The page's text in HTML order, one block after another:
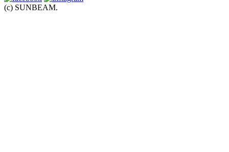
(c) SUNBEAM.